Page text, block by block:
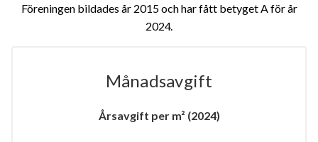
Föreningen bildades år 2015 och har fått betyget A för år
2024
Månadsavgift
Årsavgift per m² (2024)